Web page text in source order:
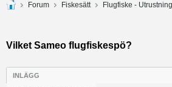
Forum Fiskesätt Flugfiske - Utrustning
Vilket Sameo flugfiskespö?
INLÄGG